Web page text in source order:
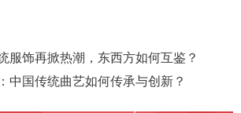
服饰再掀热潮，东西方如何互鉴？
中国传统曲艺如何传承与创新？